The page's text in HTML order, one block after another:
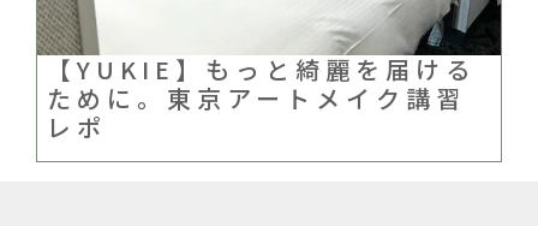
【YUKIE】もっと綺麗を届ける
ために。東京アートメイク講習
レポ